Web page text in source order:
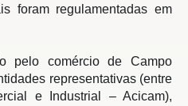
foram regulamentadas em
representativas (entre
e Industrial – Acicam),